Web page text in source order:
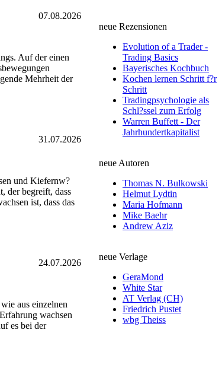
neue Rezensionen
Evolution of a Trader -
Trading Basics
Bayerisches Kochbuch
Kochen lernen Schritt f?r
Schritt
Tradingpsychologie als
Schl?ssel zum Erfolg
Warren Buffett - Der
Jahrhundertkapitalist
neue Autoren
Thomas N. Bulkowski
Helmut Lydtin
Maria Hofmann
Mike Baehr
Andrew Aziz
neue Verlage
GeraMond
White Star
AT Verlag (CH)
Friedrich Pustet
wbg Theiss
07.08.2026
Auf der einen
Mehrheit der
31.07.2026
und Kiefernw?
der begreift, dass
ist, dass das
24.07.2026
aus einzelnen
wachsen
es bei der